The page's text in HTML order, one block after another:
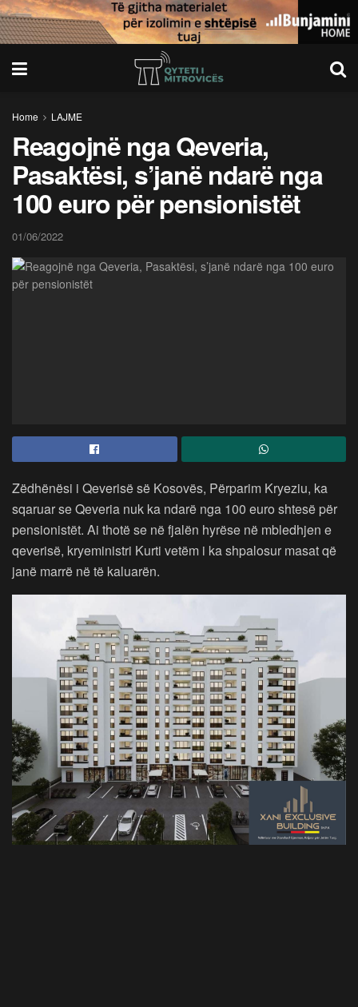
Home LAJME
Reagojnë nga Qeveria,
Pasaktësi, s’janë ndarë nga
100 euro për pensionistët
01/06/2022
Zëdhënësi i Qeverisë së Kosovës, Përparim Kryeziu, ka
sqaruar se Qeveria nuk ka ndarë nga 100 euro shtesë për
pensionistët. Ai thotë se në fjalën hyrëse në mbledhjen e
qeverisë, kryeministri Kurti vetëm i ka shpalosur masat që
janë marrë në të kaluarën.